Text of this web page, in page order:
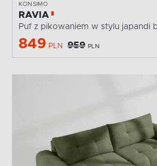
KONSIMO
RAVIA
Puf z pikowaniem w stylu japandi
849 PLN 959 PLN